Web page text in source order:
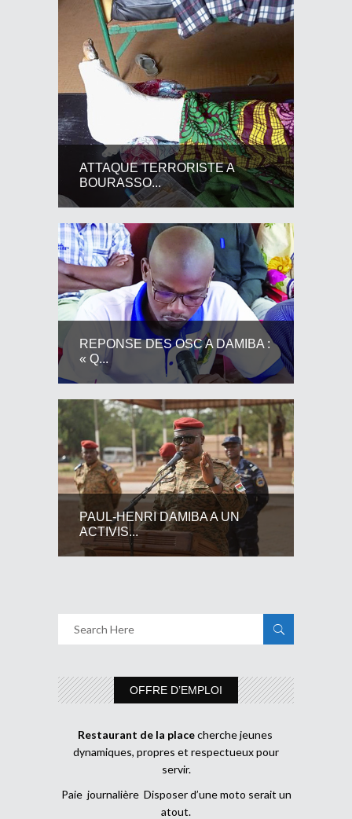
ATTAQUE TERRORISTE A
BOURASSO...
REPONSE DES OSC A DAMIBA :
« Q...
PAUL-HENRI DAMIBA A UN
ACTIVIS...
OFFRE D’EMPLOI
Restaurant de la placecherche jeunes
dynamiques, propres et respectueux pour
servir.
Paie journalière Disposer d’une moto serait un
atout.